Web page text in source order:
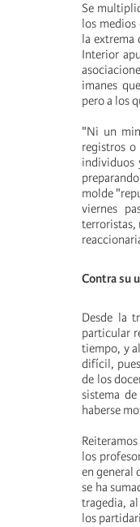
Se
los medios
la extrema
Interior
imanes
pero a los
"Ni un
registros o
individuos
molde
viernes
terroristas,
Contra su
Desde la
particular
tiempo, y
difícil,
de los
sistema
haberse
los
en general
se ha
tragedia,
los